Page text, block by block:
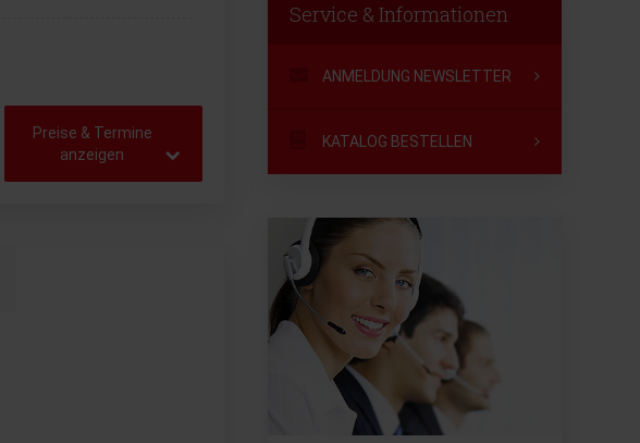
Preise & Termine
anzeigen
Service & Informationen
ANMELDUNG NEWSLETTER
KATALOG BESTELLEN